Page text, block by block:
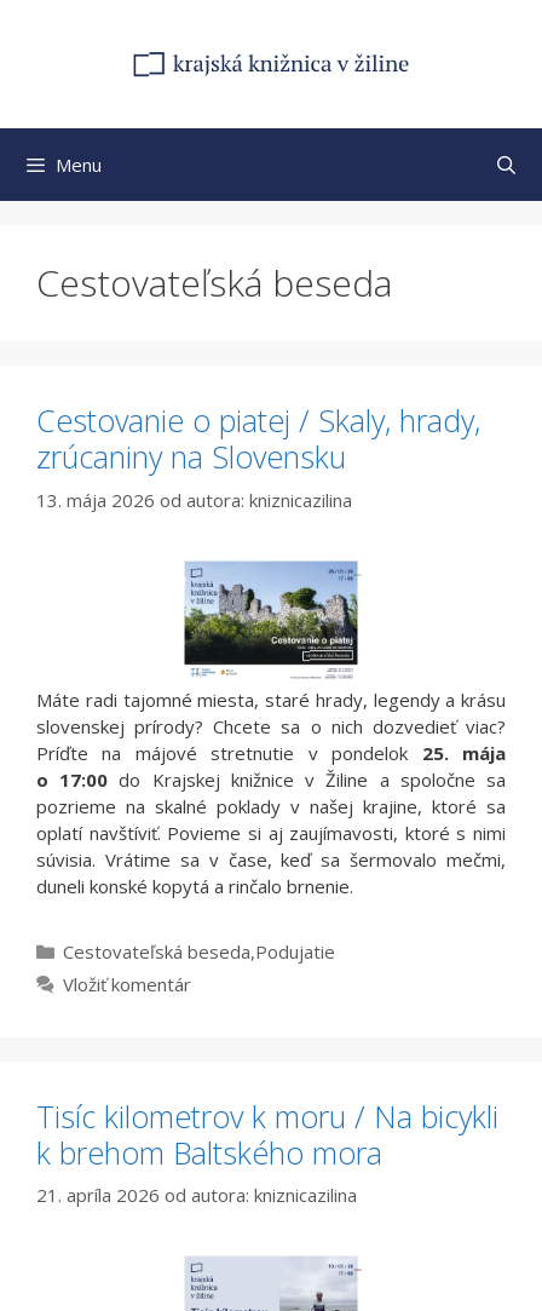
Menu
Cestovateľská beseda
Cestovanie o piatej / Skaly, hrady,
zrúcaniny na Slovensku
13. mája 2026 od autora: kniznicazilina
Máte radi tajomné miesta, staré hrady, legendy a krásu
slovenskej prírody? Chcete sa o nich dozvedieť viac?
Príďte na májové stretnutie v pondelok 25. mája
o 17:00 do Krajskej knižnice v Žiline a spoločne sa
pozrieme na skalné poklady v našej krajine, ktoré sa
oplatí navštíviť. Povieme si aj zaujímavosti, ktoré s nimi
súvisia. Vrátime sa v čase, keď sa šermovalo mečmi,
duneli konské kopytá a rinčalo brnenie.
Kategórie
Cestovateľská beseda,Podujatie
Vložiť komentár
Tisíc kilometrov k moru / Na bicykli
k brehom Baltského mora
21. apríla 2026 od autora: kniznicazilina